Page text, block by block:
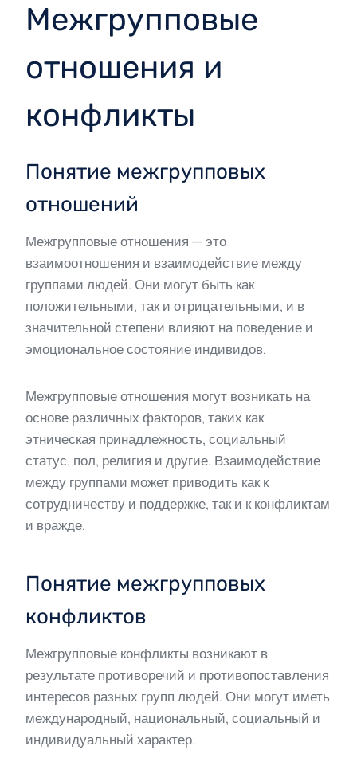
Межгрупповые
отношения и
конфликты
Понятие межгрупповых
отношений
Межгрупповые отношения — это
взаимоотношения и взаимодействие между
группами людей. Они могут быть как
положительными, так и отрицательными, и в
значительной степени влияют на поведение и
эмоциональное состояние индивидов.
Межгрупповые отношения могут возникать на
основе различных факторов, таких как
этническая принадлежность, социальный
статус, пол, религия и другие. Взаимодействие
между группами может приводить как к
сотрудничеству и поддержке, так и к конфликтам
и вражде.
Понятие межгрупповых
конфликтов
Межгрупповые конфликты возникают в
результате противоречий и противопоставления
интересов разных групп людей. Они могут иметь
международный, национальный, социальный и
индивидуальный характер.